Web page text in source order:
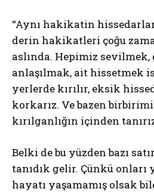
“Aynı hakikatin
derin hakikatleri çoğu
aslında. Hepimiz sevilmek,
anlaşılmak, ait hissetmek
yerlerde kırılır, eksik
korkarız. Ve bazen
kırılganlığın içinden
Belki de bu yüzden bazı
tanıdık gelir. Çünkü
hayatı yaşamamış olsak